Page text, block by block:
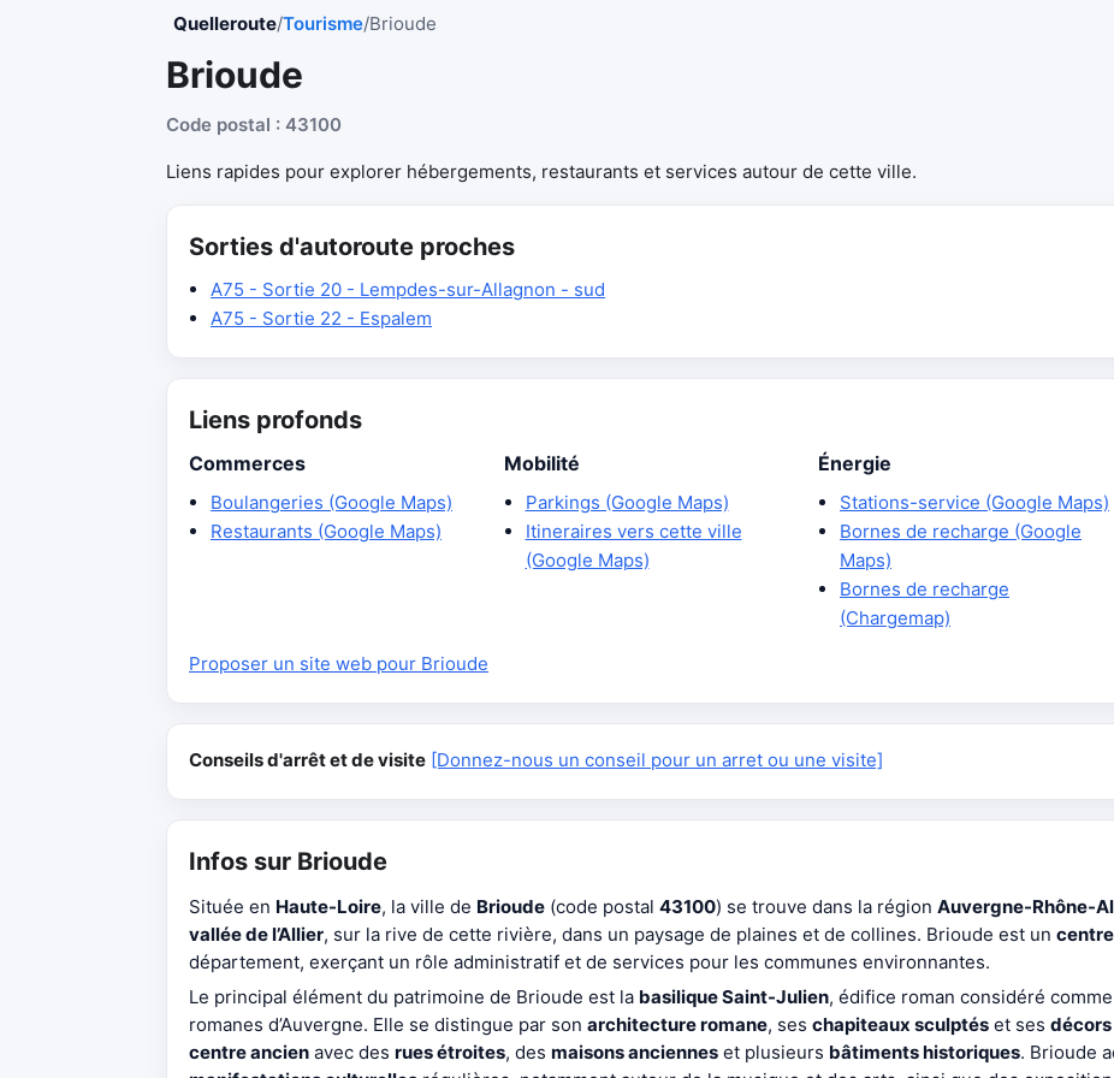
Quelleroute/Tourisme/Brioude
Brioude
Code postal : 43100
Liens rapides pour explorer hébergements, restaurants et services autour de cette ville.
Sorties d'autoroute proches
A75 - Sortie 20 - Lempdes-sur-Allagnon - sud
A75 - Sortie 22 - Espalem
Liens profonds
Commerces
Boulangeries (Google Maps)
Restaurants (Google Maps)
Mobilité
Parkings (Google Maps)
Itineraires vers cette ville
(Google Maps)
Énergie
Stations-service (Google Maps)
Bornes de recharge (Google
Maps)
Bornes de recharge
(Chargemap)
Proposer un site web pour Brioude
Conseils d'arrêt et de visite [Donnez-nous un conseil pour un arret ou une visite]
Infos sur Brioude
Située en Haute-Loire, la ville de Brioude (code postal 43100) se trouve dans la région Auvergne-Rhône-
vallée de l’Allier, sur la rive de cette rivière, dans un paysage de plaines et de collines. Brioude est un
département, exerçant un rôle administratif et de services pour les communes environnantes.
Le principal élément du patrimoine de Brioude est la basilique Saint-Julien, édifice roman considéré
romanes d’Auvergne. Elle se distingue par son architecture romane, ses chapiteaux sculptés et ses
centre ancien avec des rues étroites, des maisons anciennes et plusieurs bâtiments historiques. Brioude